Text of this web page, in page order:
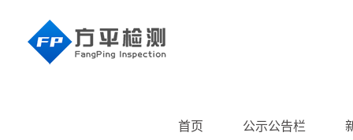
首页 公示公告栏